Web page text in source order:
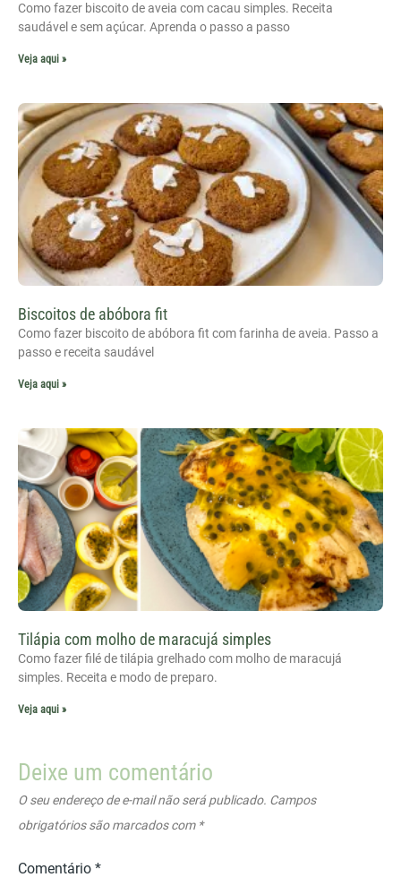
Como fazer biscoito de aveia com cacau simples. Receita
saudável e sem açúcar. Aprenda o passo a passo
Veja aqui »
Biscoitos de abóbora fit
Como fazer biscoito de abóbora fit com farinha de aveia. Passo a
passo e receita saudável
Veja aqui »
Tilápia com molho de maracujá simples
Como fazer filé de tilápia grelhado com molho de maracujá
simples. Receita e modo de preparo.
Veja aqui »
Deixe um comentário
O seu endereço de e-mail não será publicado. Campos
obrigatórios são marcados com *
Comentário *